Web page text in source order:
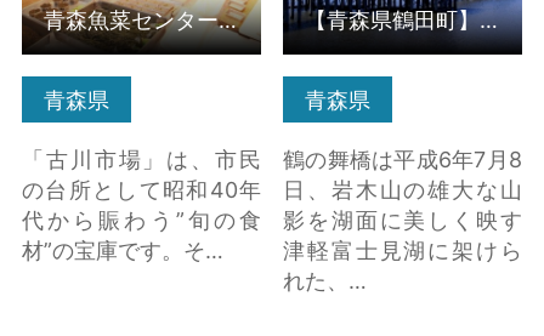
青森県
「古川市場」は、市民
の台所として昭和40年
代から賑わう”旬の食
材”の宝庫です。そ…
青森魚菜センター「のっけ丼」
青森県
鶴の舞橋は平成6年7月8
日、岩木山の雄大な山
影を湖面に美しく映す
津軽富士見湖に架けら
れた、…
【青森県鶴田町】鶴の舞橋